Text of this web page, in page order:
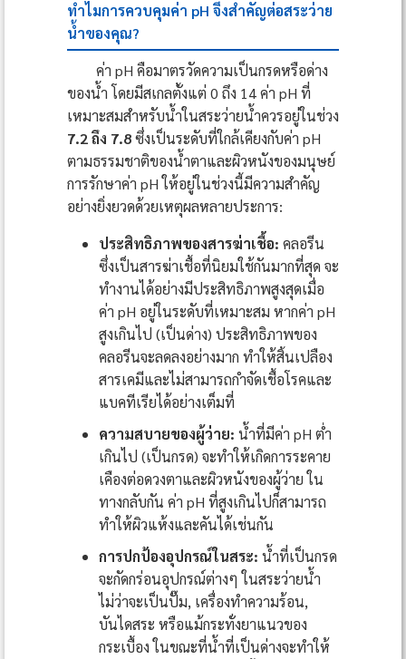
ทำไมการควบคุมค่า pH จึงสำคัญต่อสระว่าย
น้ำของคุณ?
ค่า pH คือมาตรวัดความเป็นกรดหรือด่าง
ของน้ำ โดยมีสเกลตั้งแต่ 0 ถึง 14 ค่า pH ที่
เหมาะสมสำหรับน้ำในสระว่ายน้ำควรอยู่ในช่วง
7.2 ถึง 7.8ซึ่งเป็นระดับที่ใกล้เคียงกับค่า pH
ตามธรรมชาติของน้ำตาและผิวหนังของมนุษย์
การรักษาค่า pH ให้อยู่ในช่วงนี้มีความสำคัญ
อย่างยิ่งยวดด้วยเหตุผลหลายประการ:
ประสิทธิภาพของสารฆ่าเชื้อ: คลอรีน
ซึ่งเป็นสารฆ่าเชื้อที่นิยมใช้กันมากที่สุด จะ
ทำงานได้อย่างมีประสิทธิภาพสูงสุดเมื่อ
ค่า pH อยู่ในระดับที่เหมาะสม หากค่า pH
สูงเกินไป (เป็นด่าง) ประสิทธิภาพของ
คลอรีนจะลดลงอย่างมาก ทำให้สิ้นเปลือง
สารเคมีและไม่สามารถกำจัดเชื้อโรคและ
แบคทีเรียได้อย่างเต็มที่
ความสบายของผู้ว่าย: น้ำที่มีค่า pH ต่ำ
เกินไป (เป็นกรด) จะทำให้เกิดการระคาย
เคืองต่อดวงตาและผิวหนังของผู้ว่าย ใน
ทางกลับกัน ค่า pH ที่สูงเกินไปก็สามารถ
ทำให้ผิวแห้งและคันได้เช่นกัน
การปกป้องอุปกรณ์ในสระ: น้ำที่เป็นกรด
จะกัดกร่อนอุปกรณ์ต่างๆ ในสระว่ายน้ำ
ไม่ว่าจะเป็นปั๊ม, เครื่องทำความร้อน,
บันไดสระ หรือแม้กระทั่งยาแนวของ
กระเบื้อง ในขณะที่น้ำที่เป็นด่างจะทำให้